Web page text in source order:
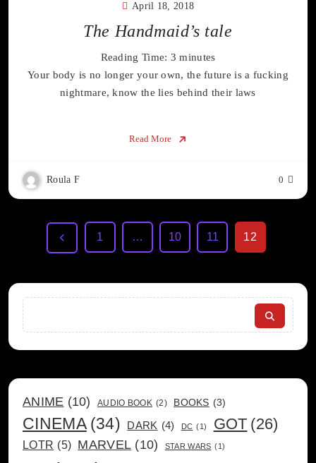
April 18, 2018
The Handmaid’s tale
Reading Time: 3 minutes
Your body is no longer your own, the future is a fucking
nightmare, know the lies behind their laws
Read More
Roula F 0
1 … 10 11 12
Search
ANIME (10) AUDIO BOOK (2) BOOKS (3)
CINEMA (34) DARK (4) DC (1) GOT (26)
LOTR (5) MARVEL (10) STAR WARS (1)